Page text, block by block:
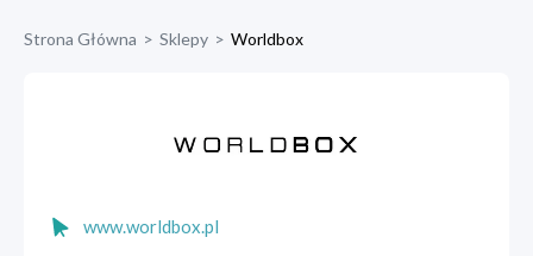
Strona Główna > Sklepy > Worldbox
www.worldbox.pl